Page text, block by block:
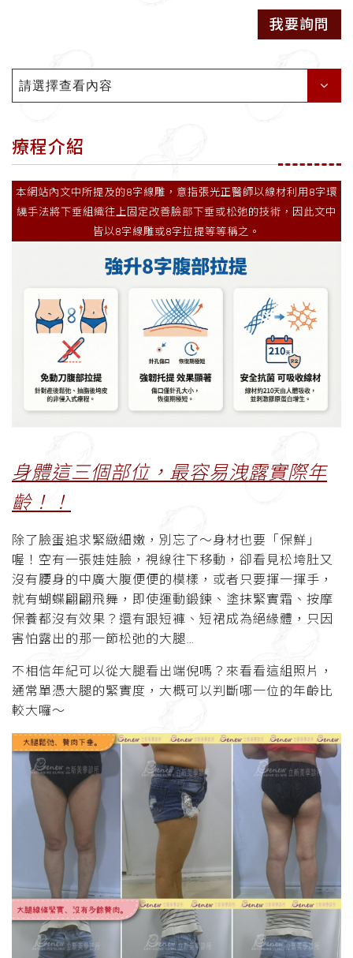
我要詢問
請選擇查看內容
療程介紹
本網站內文中所提及的8字線雕，意指張光正醫師以線材利用8字環
繞手法將下垂組織往上固定改善臉部下垂或松弛的技術，因此文中
皆以8字線雕或8字拉提等等稱之。
身體這三個部位，最容易洩露實際年
齡！！
除了臉蛋追求緊緻細嫩，別忘了～身材也要「保鮮」
喔！空有一張娃娃臉，視線往下移動，卻看見松垮肚又
沒有腰身的中廣大腹便便的模樣，或者只要揮一揮手，
就有蝴蝶翩翩飛舞，即使運動鍛鍊、塗抹緊實霜、按摩
保養都沒有效果？還有跟短褲、短裙成為絕緣體，只因
害怕露出的那一節松弛的大腿…
不相信年紀可以從大腿看出端倪嗎？來看看這組照片，
通常單憑大腿的緊實度，大概可以判斷哪一位的年齡比
較大囉～